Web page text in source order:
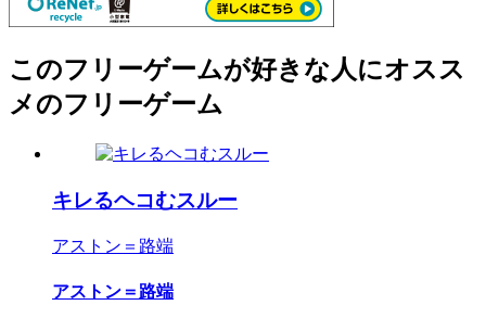
このフリーゲームが好きな人にオスス
メのフリーゲーム
キレるヘコむスルー
アストン＝路端
アストン＝路端